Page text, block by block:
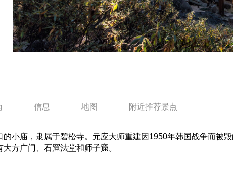
信息 地图 附近推荐景点
的小庙，隶属于碧松寺。元应大师重建因1950年韩国战争而被
方广门、石窟法堂和师子窟。